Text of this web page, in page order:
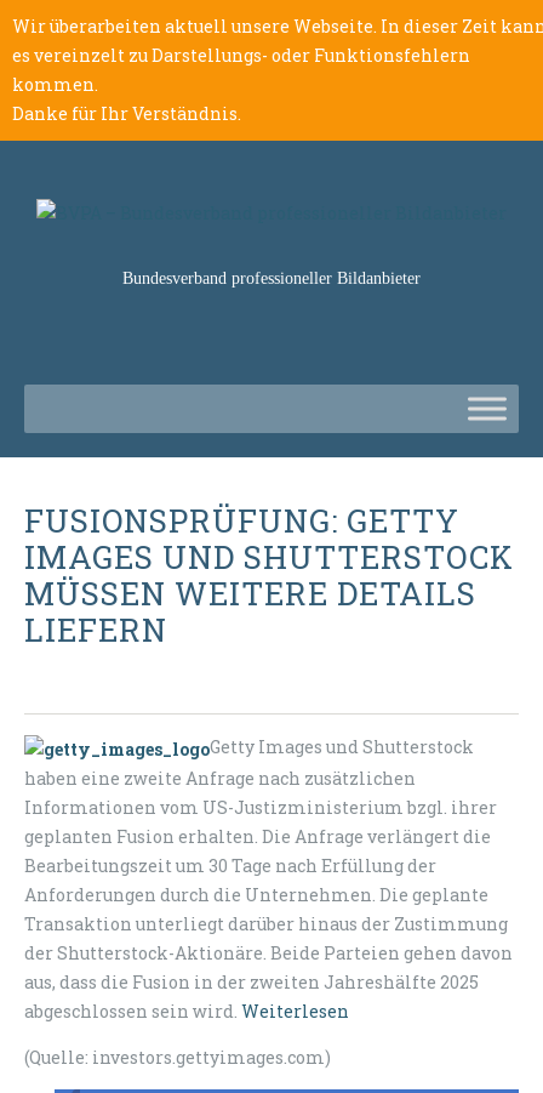
Wir überarbeiten aktuell unsere Webseite. In dieser Zeit
es vereinzelt zu Darstellungs- oder Funktionsfehlern
kommen.
Danke für Ihr Verständnis.
Bundesverband professioneller Bildanbieter
FUSIONSPRÜFUNG: GETTY
IMAGES UND SHUTTERSTOCK
MÜSSEN WEITERE DETAILS
LIEFERN
Getty Images und Shutterstock
haben eine zweite Anfrage nach zusätzlichen
Informationen vom US-Justizministerium bzgl. ihrer
geplanten Fusion erhalten. Die Anfrage verlängert die
Bearbeitungszeit um 30 Tage nach Erfüllung der
Anforderungen durch die Unternehmen. Die geplante
Transaktion unterliegt darüber hinaus der Zustimmung
der Shutterstock-Aktionäre. Beide Parteien gehen davon
aus, dass die Fusion in der zweiten Jahreshälfte 2025
abgeschlossen sein wird. Weiterlesen
(Quelle: investors.gettyimages.com)